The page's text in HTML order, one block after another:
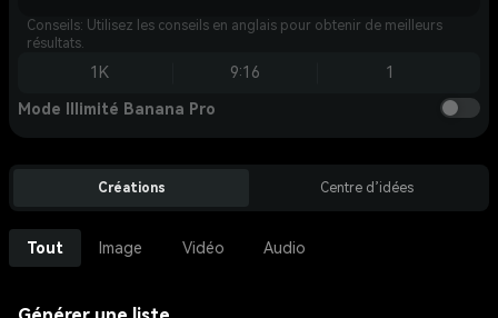
Conseils: Utilisez les conseils en anglais pour obtenir de meilleurs
résultats.
1K 9:16 1
Mode Illimité Banana Pro
Créations Centre d’idées
Tout Image Vidéo Audio